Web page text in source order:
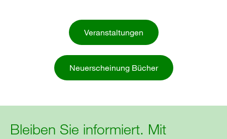
Veranstaltungen
Neuerscheinung Bücher
Bleiben Sie informiert. Mit